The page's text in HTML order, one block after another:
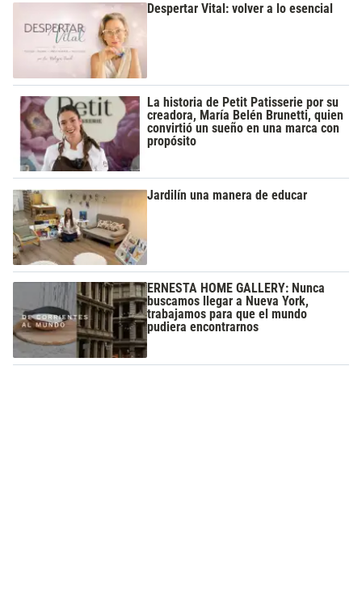
Despertar Vital: volver a lo esencial
La historia de Petit Patisserie por su
creadora, María Belén Brunetti, quien
convirtió un sueño en una marca con
propósito
Jardilín una manera de educar
ERNESTA HOME GALLERY: Nunca
buscamos llegar a Nueva York,
trabajamos para que el mundo
pudiera encontrarnos